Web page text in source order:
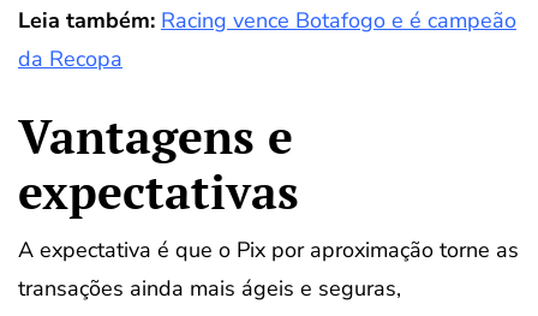
Leia também: Racing vence Botafogo e é campeão
da Recopa
Vantagens e
expectativas
A expectativa é que o Pix por aproximação torne as
transações ainda mais ágeis e seguras,